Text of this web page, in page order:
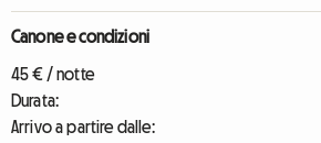
Canone e condizioni
45 € / notte
Durata:
Arrivo a partire dalle: